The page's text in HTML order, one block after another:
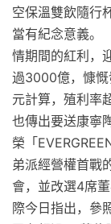
空保溫雙飲隨行
當有紀念意義。
情期間的紅利，
過3000億，慷
元計算，殖利率
也傳出要送康寧
榮「
弟派經營權首戰
會，並改選4席
際今日指出，參